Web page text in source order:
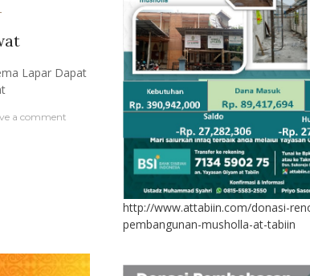
Lapar Dapat
a comment
http://www.attabiin.com/donasi-
pembangunan-musholla-at-tabiin